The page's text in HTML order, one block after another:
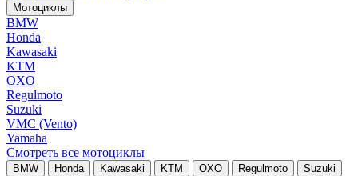
Мотоциклы
BMW
Honda
Kawasaki
KTM
OXO
Regulmoto
Suzuki
VMC (Vento)
Yamaha
Смотреть все мотоциклы
BMW Honda Kawasaki KTM OXO Regulmoto
Suzuki